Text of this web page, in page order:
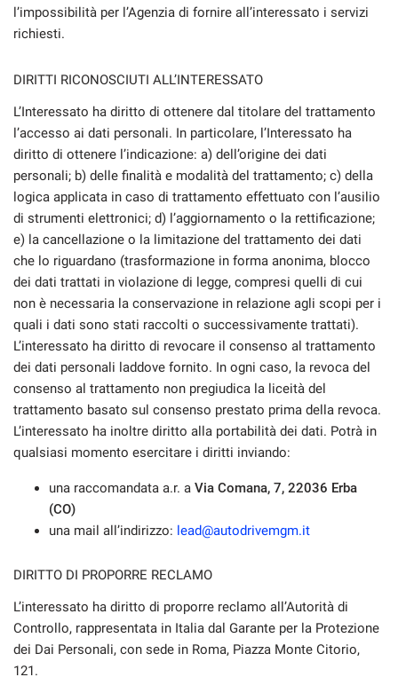
l’impossibilità per l’Agenzia di fornire all’interessato i servizi
richiesti.
DIRITTI RICONOSCIUTI ALL’INTERESSATO
L’Interessato ha diritto di ottenere dal titolare del trattamento
l’accesso ai dati personali. In particolare, l’Interessato ha
diritto di ottenere l’indicazione: a) dell’origine dei dati
personali; b) delle finalità e modalità del trattamento; c) della
logica applicata in caso di trattamento effettuato con l’ausilio
di strumenti elettronici; d) l’aggiornamento o la rettificazione;
e) la cancellazione o la limitazione del trattamento dei dati
che lo riguardano (trasformazione in forma anonima, blocco
dei dati trattati in violazione di legge, compresi quelli di cui
non è necessaria la conservazione in relazione agli scopi per i
quali i dati sono stati raccolti o successivamente trattati).
L’interessato ha diritto di revocare il consenso al trattamento
dei dati personali laddove fornito. In ogni caso, la revoca del
consenso al trattamento non pregiudica la liceità del
trattamento basato sul consenso prestato prima della revoca.
L’interessato ha inoltre diritto alla portabilità dei dati. Potrà in
qualsiasi momento esercitare i diritti inviando:
una raccomandata a.r. a Via Comana, 7, 22036 Erba
(CO)
una mail all’indirizzo: lead@autodrivemgm.it
DIRITTO DI PROPORRE RECLAMO
L’interessato ha diritto di proporre reclamo all’Autorità di
Controllo, rappresentata in Italia dal Garante per la Protezione
dei Dai Personali, con sede in Roma, Piazza Monte Citorio,
121.